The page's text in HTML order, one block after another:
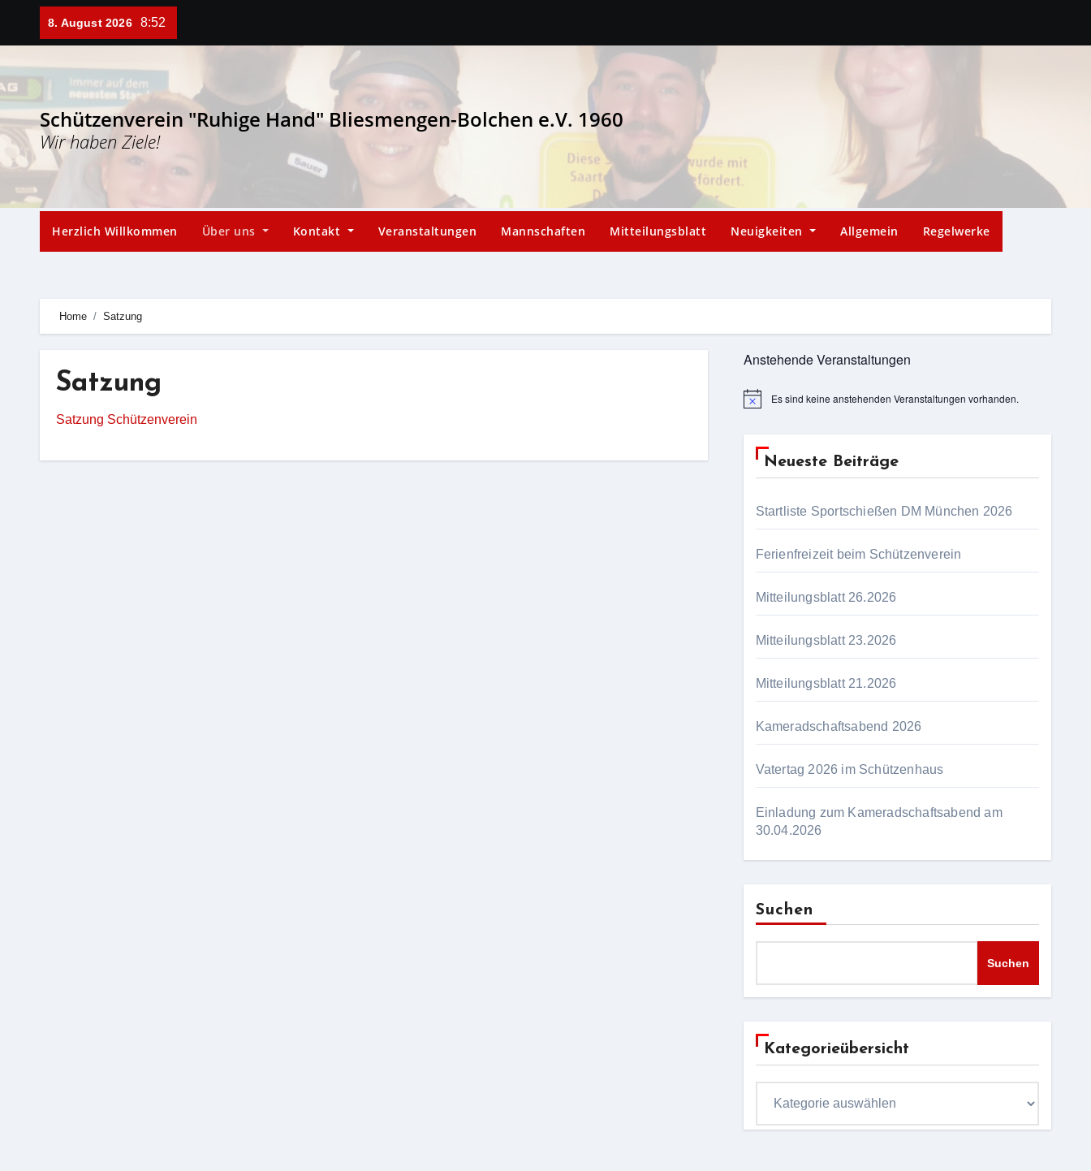
8. August 2026 8:52
Schützenverein "Ruhige Hand" Bliesmengen-Bolchen e.V. 1960
Wir haben Ziele!
Herzlich Willkommen Über uns Kontakt Veranstaltungen Mannschaften Mitteilungsblatt Neuigkeiten Allgemein Regelwerke
Home Satzung
Satzung
Satzung Schützenverein
Anstehende Veranstaltungen
HinweisEs sind keine anstehenden Veranstaltungen vorhanden.
Neueste Beiträge
Startliste Sportschießen DM München 2026
Ferienfreizeit beim Schützenverein
Mitteilungsblatt 26.2026
Mitteilungsblatt 23.2026
Mitteilungsblatt 21.2026
Kameradschaftsabend 2026
Vatertag 2026 im Schützenhaus
Einladung zum Kameradschaftsabend am
30.04.2026
Suchen
Suchen
Kategorieübersicht